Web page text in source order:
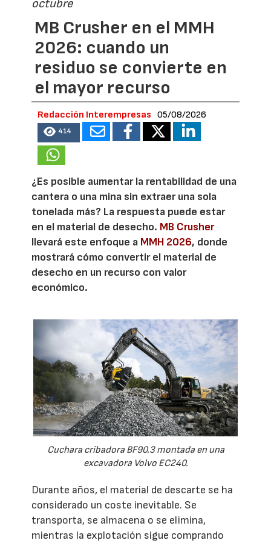
octubre
MB Crusher en el MMH
2026: cuando un
residuo se convierte en
el mayor recurso
Redacción Interempresas 05/08/2026
414
¿Es posible aumentar la rentabilidad de una
cantera o una mina sin extraer una sola
tonelada más? La respuesta puede estar
en el material de desecho. MB Crusher
llevará este enfoque a MMH 2026, donde
mostrará cómo convertir el material de
desecho en un recurso con valor
económico.
Cuchara cribadora BF90.3 montada en una
excavadora Volvo EC240.
Durante años, el material de descarte se ha
considerado un coste inevitable. Se
transporta, se almacena o se elimina,
mientras la explotación sigue comprando